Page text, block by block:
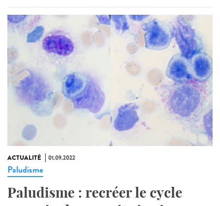
ACTUALITÉ 01.09.2022
Paludisme
Paludisme : recréer le cycle